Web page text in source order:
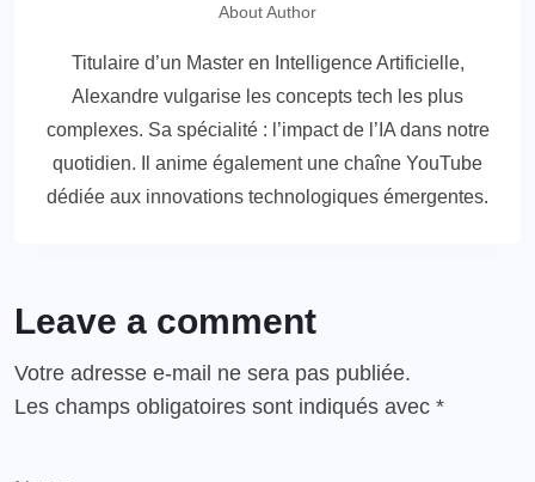
About Author
Titulaire d’un Master en Intelligence Artificielle,
Alexandre vulgarise les concepts tech les plus
complexes. Sa spécialité : l’impact de l’IA dans notre
quotidien. Il anime également une chaîne YouTube
dédiée aux innovations technologiques émergentes.
Leave a comment
Votre adresse e-mail ne sera pas publiée.
Les champs obligatoires sont indiqués avec *